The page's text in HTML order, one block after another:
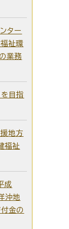
ター
祉環
業務
を目指
地方
福祉
成
沖地
付金の